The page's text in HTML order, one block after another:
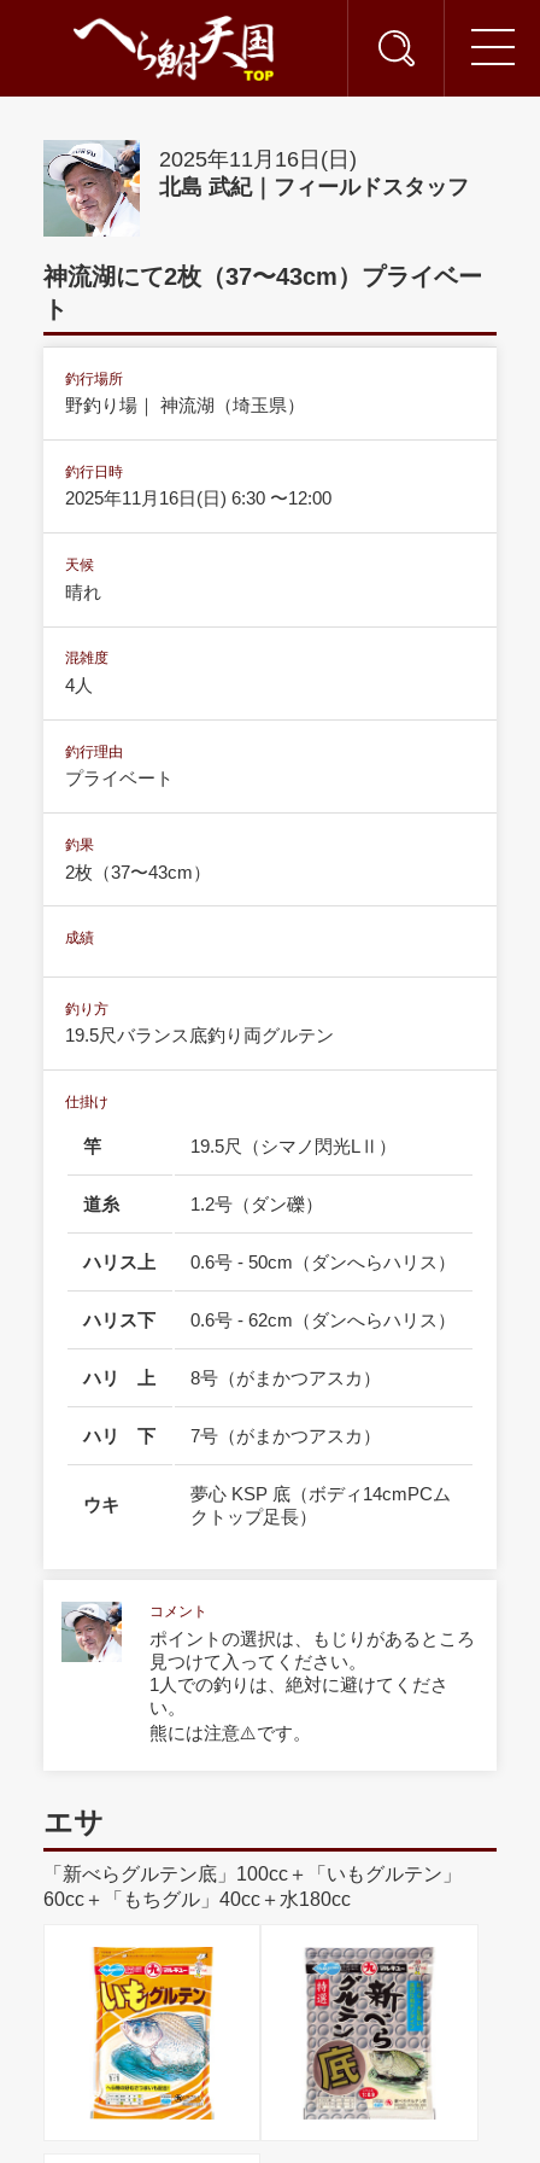
2025年11月16日(日)
北島 武紀｜フィールドスタッフ
神流湖にて2枚（37〜43cm）プライベー
ト
釣行場所
野釣り場｜ 神流湖（埼玉県）
釣行日時
2025年11月16日(日) 6:30 〜12:00
天候
晴れ
混雑度
4人
釣行理由
プライベート
釣果
2枚（37〜43cm）
成績
釣り方
19.5尺バランス底釣り両グルテン
仕掛け
竿 19.5尺（シマノ閃光LⅡ）
道糸 1.2号（ダン礫）
ハリス上 0.6号 - 50cm（ダンへらハリス）
ハリス下 0.6号 - 62cm（ダンへらハリス）
ハリ 上 8号（がまかつアスカ）
ハリ 下 7号（がまかつアスカ）
ウキ
夢心 KSP 底（ボディ14cmPCム
クトップ足長）
コメント
ポイントの選択は、もじりがあるところ
見つけて入ってください。
1人での釣りは、絶対に避けてくださ
い。
熊には注意⚠️です。
エサ
「新べらグルテン底」100cc＋「いもグルテン」
60cc＋「もちグル」40cc＋水180cc